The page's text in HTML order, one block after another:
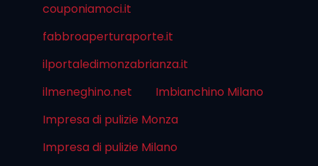
couponiamoci.it
fabbroaperturaporte.it
ilportaledimonzabrianza.it
ilmeneghino.net
Imbianchino Milano
Impresa di pulizie Monza
Impresa di pulizie Milano